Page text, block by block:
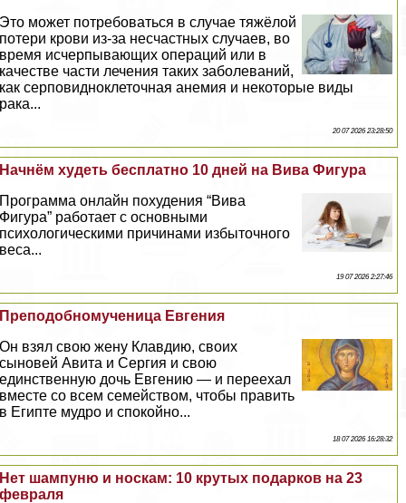
Это может потребоваться в случае тяжёлой
потери крови из-за несчастных случаев, во
время исчерпывающих операций или в
качестве части лечения таких заболеваний,
как серповидноклеточная анемия и некоторые виды
paка...
20 07 2026 23:28:50
Начнём худеть бесплатно 10 дней на Вива Фигура
Программа онлайн похудения “Вива
Фигура” работает с основными
психологическими причинами избыточного
веса...
19 07 2026 2:27:46
Преподобномученица Евгения
Он взял свою жену Клавдию, своих
сыновей Авита и Сергия и свою
единственную дочь Евгению — и переехал
вместе со всем семейством, чтобы править
в Египте мудро и спокойно...
18 07 2026 16:28:32
Нет шампуню и носкам: 10 крутых подарков на 23
февраля